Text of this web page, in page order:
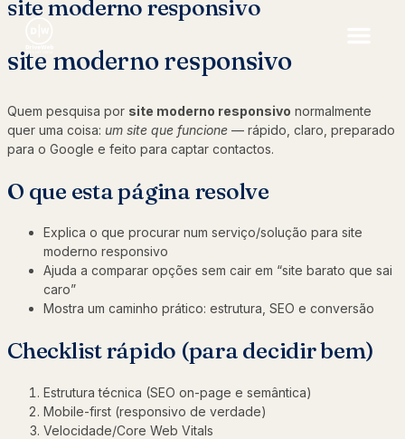
site moderno responsivo
site moderno responsivo
Quem pesquisa por site moderno responsivo normalmente
quer uma coisa: um site que funcione — rápido, claro, preparado
para o Google e feito para captar contactos.
O que esta página resolve
Explica o que procurar num serviço/solução para site
moderno responsivo
Ajuda a comparar opções sem cair em “site barato que sai
caro”
Mostra um caminho prático: estrutura, SEO e conversão
Checklist rápido (para decidir bem)
Estrutura técnica (SEO on-page e semântica)
Mobile-first (responsivo de verdade)
Velocidade/Core Web Vitals